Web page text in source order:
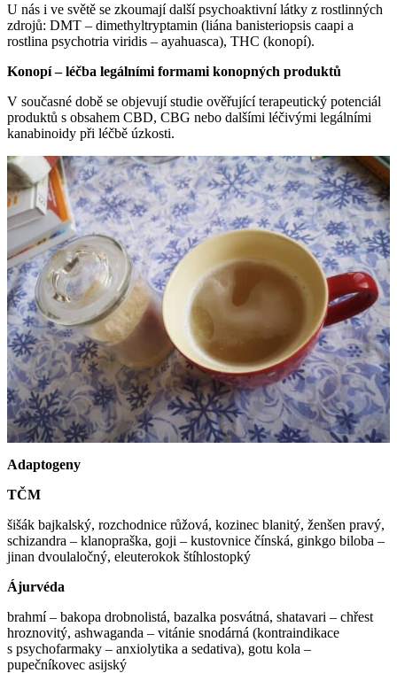
U nás i ve světě se zkoumají další psychoaktivní látky z rostlinných
zdrojů: DMT – dimethyltryptamin (liána banisteriopsis caapi a
rostlina psychotria viridis – ayahuasca), THC (konopí).
Konopí – léčba legálními formami konopných produktů
V současné době se objevují studie ověřující terapeutický potenciál
produktů s obsahem CBD, CBG nebo dalšími léčivými legálními
kanabinoidy při léčbě úzkosti.
Adaptogeny
TČM
šišák bajkalský, rozchodnice růžová, kozinec blanitý, ženšen pravý,
schizandra – klanopraška, goji – kustovnice čínská, ginkgo biloba –
jinan dvoulaločný, eleuterokok štíhlostopký
Ájurvéda
brahmí – bakopa drobnolistá, bazalka posvátná, shatavari – chřest
hroznovitý, ashwaganda – vitánie snodárná (kontraindikace
s psychofarmaky – anxiolytika a sedativa), gotu kola –
pupečníkovec asijský